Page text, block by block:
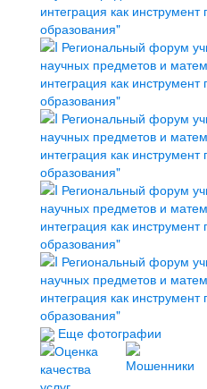
Еще фотографии